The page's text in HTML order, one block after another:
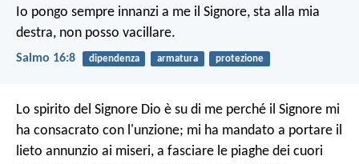
Io pongo sempre innanzi a me il Signore, sta alla mia
destra, non posso vacillare.
Salmo 16:8 dipendenza armatura protezione
Lo spirito del Signore Dio è su di me perché il Signore mi
ha consacrato con l'unzione; mi ha mandato a portare il
lieto annunzio ai miseri, a fasciare le piaghe dei cuori